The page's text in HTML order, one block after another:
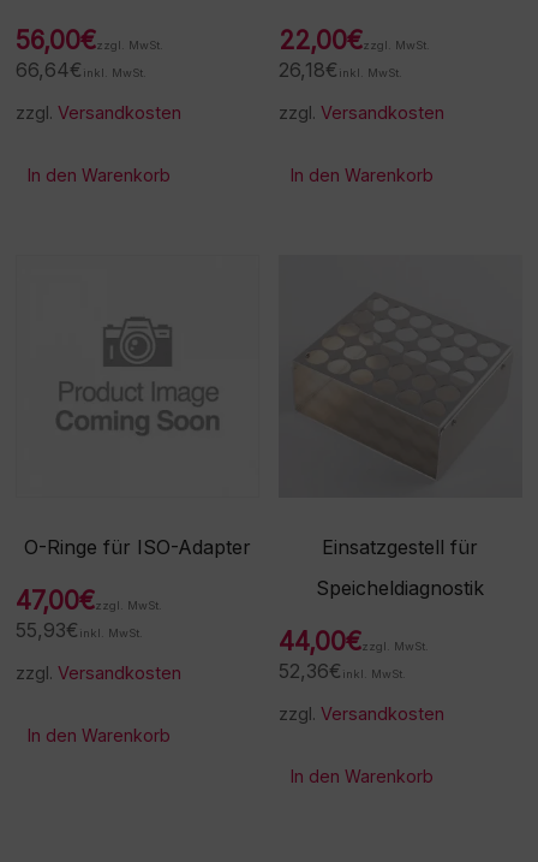
56,00€zzgl. MwSt.
66,64€ inkl. MwSt.
zzgl.Versandkosten
In den Warenkorb
22,00€zzgl. MwSt.
26,18€ inkl. MwSt.
zzgl.Versandkosten
In den Warenkorb
O-Ringe für ISO-Adapter
47,00€zzgl. MwSt.
55,93€ inkl. MwSt.
zzgl.Versandkosten
In den Warenkorb
Einsatzgestell für
Speicheldiagnostik
44,00€zzgl. MwSt.
52,36€ inkl. MwSt.
zzgl.Versandkosten
In den Warenkorb